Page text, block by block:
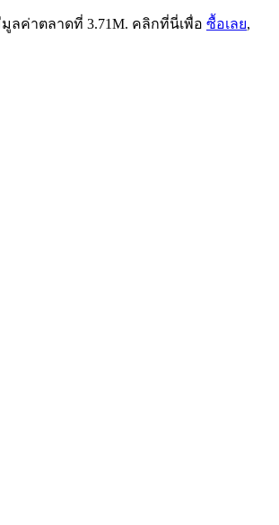
ลค่าตลาดที่ 3.71M. คลิกที่นี่เพื่อ ซื้อเลย,